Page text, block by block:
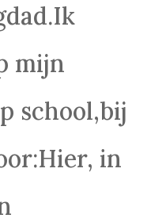
mijn
school,bij
in